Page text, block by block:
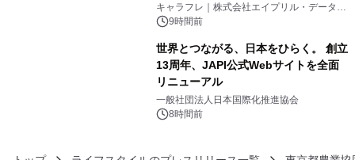
キャラフレ｜株式会社エイプリル・データ・
デザインズ
9時間前
世界とつながる、日本をひらく。 創立
13周年、JAPI公式Webサイトを全面
リニューアル
一般社団法人日本国際化推進協会
8時間前